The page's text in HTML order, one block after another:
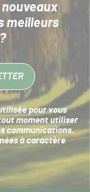
meilleurs
pour vous
moment utiliser
communications.
à caractère